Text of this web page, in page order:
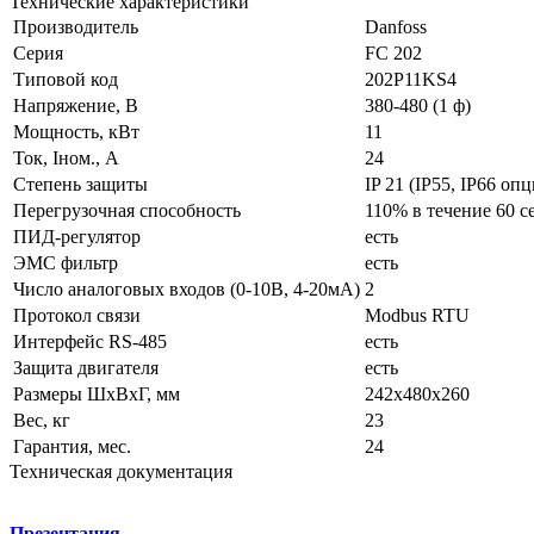
Производитель
Danfoss
Серия
FC 202
Типовой код
202P11KS4
Напряжение, В
380-480 (1 ф)
Мощность, кВт
11
Ток, Iном., А
24
Степень защиты
IP 21 (IP55, IP66
Перегрузочная способность
110% в течение 60
ПИД-регулятор
есть
ЭМС фильтр
есть
Число аналоговых входов (0-10В, 4-20мА) 2
Протокол связи
Modbus RTU
Интерфейс RS-485
есть
Защита двигателя
есть
Размеры ШхВхГ, мм
242x480x260
Вес, кг
23
Гарантия, мес.
24
Техническая документация